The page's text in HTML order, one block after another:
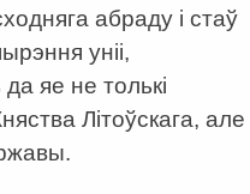
абраду і стаў
уніі,
яе не толькі
Літоўскага, але